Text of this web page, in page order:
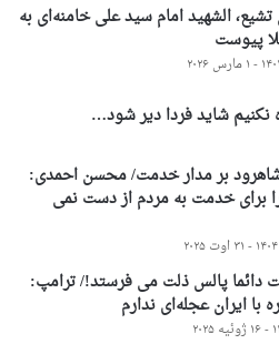
الشهید امام سید علی خامنه‌ای به
پیوست
نکنیم شاید فردا دیر شود…
بر مدار خدمت/ محسن احمدی:
برای خدمت به مردم از دست نمی
دائما پالس ذلت می فرستد!/ ترامپ:
با ایران عجله‌ای ندارم